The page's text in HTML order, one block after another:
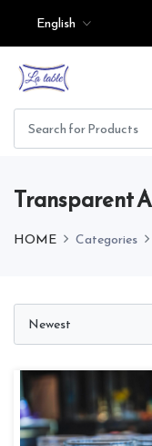
English
Transparent
HOME Categories